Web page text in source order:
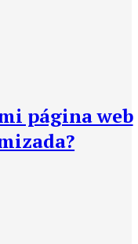
página web